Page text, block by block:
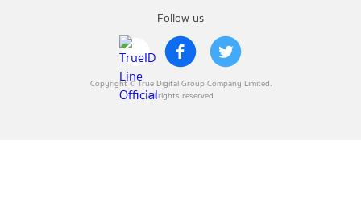
Follow us
Copyright © True Digital Group Company Limited.
All rights reserved